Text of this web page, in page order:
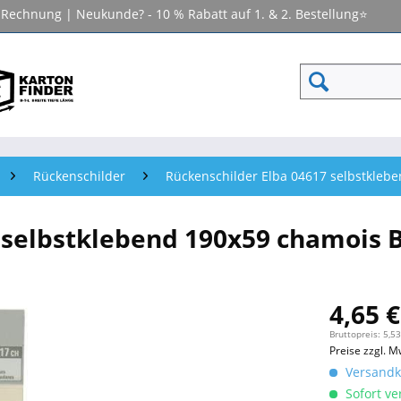
| Neukunde? - 10 % Rabatt auf 1. & 2. Bestellung⭐
Rückenschilder Rückenschilder Elba 04617
190x59 chamois
4,65
Bruttopreis:
Preise zzgl.
Sofort